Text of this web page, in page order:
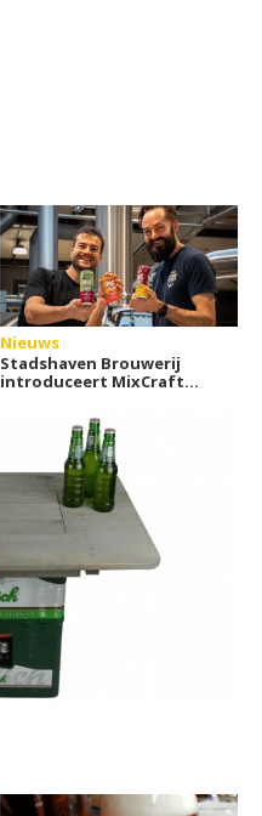
Nieuws
Stadshaven Brouwerij
introduceert MixCraft